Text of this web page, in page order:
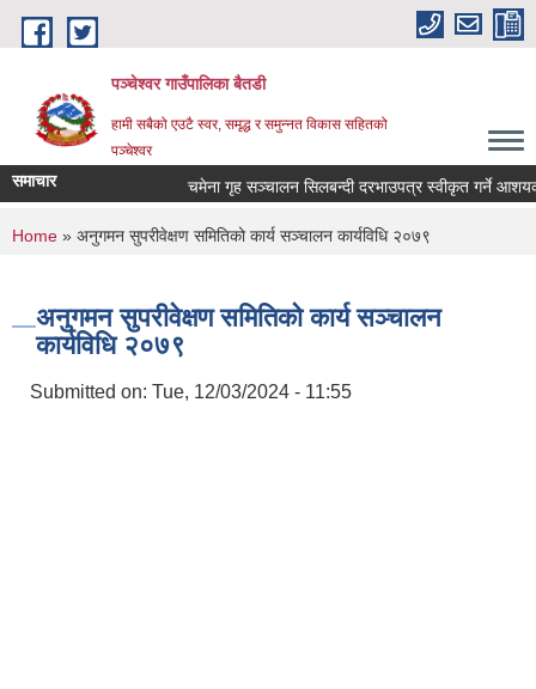
Skip to main content
पञ्चेश्वर गाउँपालिका बैतडी
हामी सबैको एउटै स्वर, समृद्ध र समुन्नत विकास सहितको
पञ्चेश्वर
समाचार चमेना गृह सञ्‍चालन सिलबन्दी दरभाउपत्र स्वीकृत गर्ने
You are here
Home » अनुगमन सुपरीवेक्षण समितिको कार्य सञ्चालन कार्यविधि २०७९
अनुगमन सुपरीवेक्षण समितिको कार्य सञ्चालन
कार्यविधि २०७९
Submitted on: Tue, 12/03/2024 - 11:55